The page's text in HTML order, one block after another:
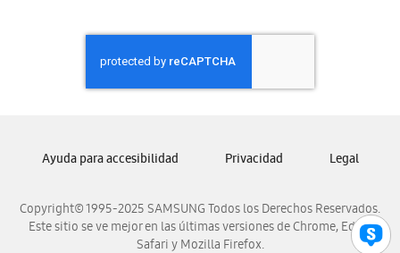
Samsung Honduras
Samsung Nicaragua
Samsung Panamá
Samsung Venezuela
Copyright© 1995-2025 SAMSUNG Todos los Derechos Reservados.
Este sitio se ve mejor en las últimas versiones de Chrome, Edge,
Safari y Mozilla Firefox.
Ayuda para accesibilidad Privacidad Legal